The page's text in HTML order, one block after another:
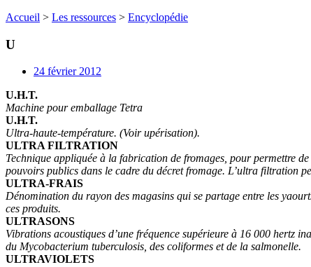
Accueil > Les ressources > Encyclopédie
U
24 février 2012
U.H.T.
Machine pour emballage Tetra
U.H.T.
Ultra-haute-température. (Voir upérisation).
ULTRA FILTRATION
Technique appliquée à la fabrication de fromages, pour permettre
pouvoirs publics dans le cadre du décret fromage. L’ultra filtration
ULTRA-FRAIS
Dénomination du rayon des magasins qui se partage entre les
ces produits.
ULTRASONS
Vibrations acoustiques d’une fréquence supérieure à 16 000 hertz
du Mycobacterium tuberculosis, des coliformes et de la salmonelle.
ULTRAVIOLETS